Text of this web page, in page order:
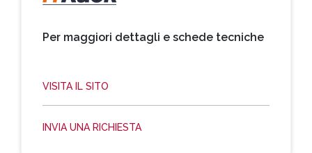
Per maggiori dettagli e schede tecniche
VISITA IL SITO
INVIA UNA RICHIESTA